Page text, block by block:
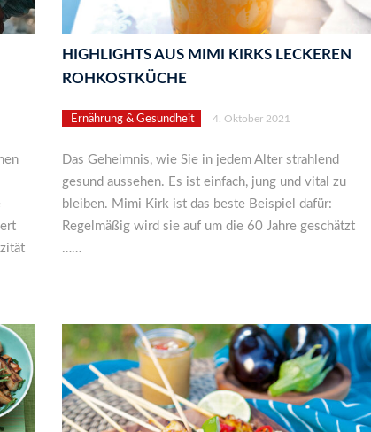
HIGHLIGHTS AUS MIMI KIRKS LECKEREN
ROHKOSTKÜCHE
Ernährung & Gesundheit 4. Oktober 2021
Das Geheimnis, wie Sie in jedem Alter strahlend
gesund aussehen. Es ist einfach, jung und vital zu
bleiben. Mimi Kirk ist das beste Beispiel dafür:
Regelmäßig wird sie auf um die 60 Jahre geschätzt
……